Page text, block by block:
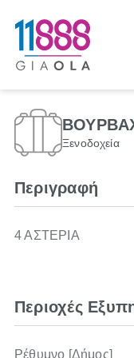
Ξενοδοχεία
Περιγραφή
4 ΑΣΤΕΡΙΑ
Περιοχές
Ρέθυμνο [Δήμος]